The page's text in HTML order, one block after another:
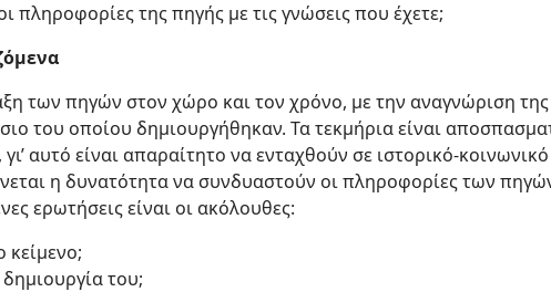
της πηγής με τις γνώσεις που έχετε;
των πηγών στον χώρο και τον χρόνο, με την αναγνώριση
του οποίου δημιουργήθηκαν. Τα τεκμήρια είναι
αυτό είναι απαραίτητο να ενταχθούν σε ιστορικό-
η δυνατότητα να συνδυαστούν οι πληροφορίες των
ερωτήσεις είναι οι ακόλουθες:
κείμενο;
του;